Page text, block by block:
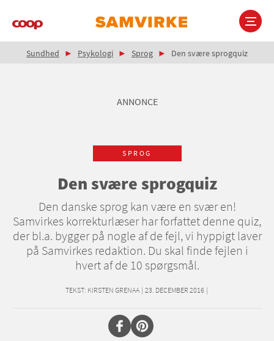
Main
Brødkrumme
Sundhed Psykologi Sprog Den svære sprogquiz
ANNONCE
SPROG
Den svære sprogquiz
Den danske sprog kan være en svær en!
Samvirkes korrekturlæser har forfattet denne quiz,
der bl.a. bygger på nogle af de fejl, vi hyppigt laver
på Samvirkes redaktion. Du skal finde fejlen i
hvert af de 10 spørgsmål.
TEKST: KIRSTEN GRENAA | 23. DECEMBER 2016 |